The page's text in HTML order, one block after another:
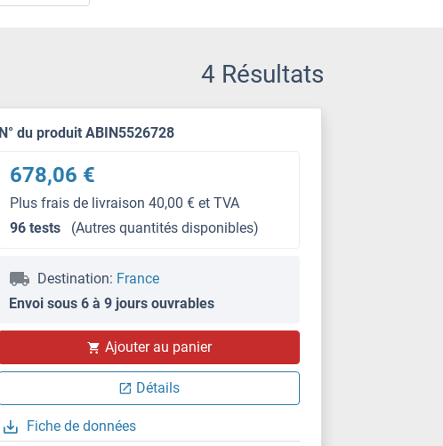
4 Résultats
N° du produit ABIN5526728
678,06 €
Plus frais de livraison 40,00 € et TVA
96 tests
(Autres quantités disponibles)
Destination: France
Envoi sous 6 à 9 jours ouvrables
Ajouter au panier
Détails
Fiche de données